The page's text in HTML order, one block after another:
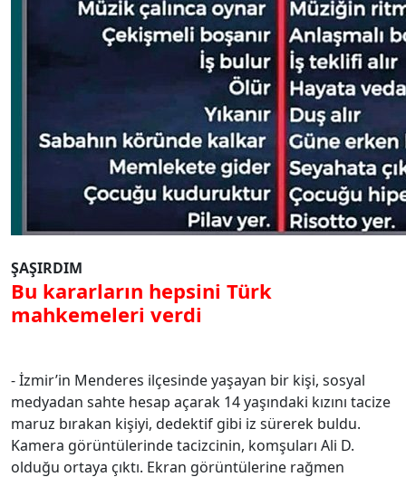
ŞAŞIRDIM
Bu kararların hepsini Türk
mahkemeleri verdi
- İzmir’in Menderes ilçesinde yaşayan bir kişi, sosyal
medyadan sahte hesap açarak 14 yaşındaki kızını tacize
maruz bırakan kişiyi, dedektif gibi iz sürerek buldu.
Kamera görüntülerinde tacizcinin, komşuları Ali D.
olduğu ortaya çıktı. Ekran görüntülerine rağmen